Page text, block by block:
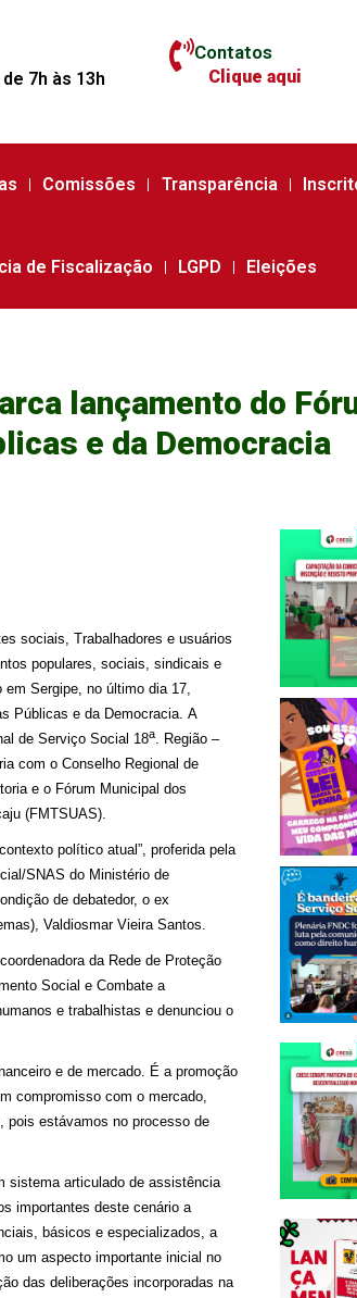
7h às 13h
Contatos
Clique aqui
Comissões Transparência
de Fiscalização LGPD Eleições
lançamento do
e da Democracia
sociais, Trabalhadores e usuários
populares, sociais, sindicais e
Sergipe, no último dia 17,
Públicas e da Democracia. A
de Serviço Social 18a. Região –
com o Conselho Regional de
e o Fórum Municipal dos
(FMTSUAS).
político atual”, proferida pela
SNAS do Ministério de
de debatedor, o ex
Valdiosmar Vieira Santos.
da Rede de Proteção
Social e Combate a
e trabalhistas e denunciou o
e de mercado. É a promoção
compromisso com o mercado,
pois estávamos no processo de
sistema articulado de assistência
importantes deste cenário a
básicos e especializados, a
um aspecto importante inicial no
das deliberações incorporadas na